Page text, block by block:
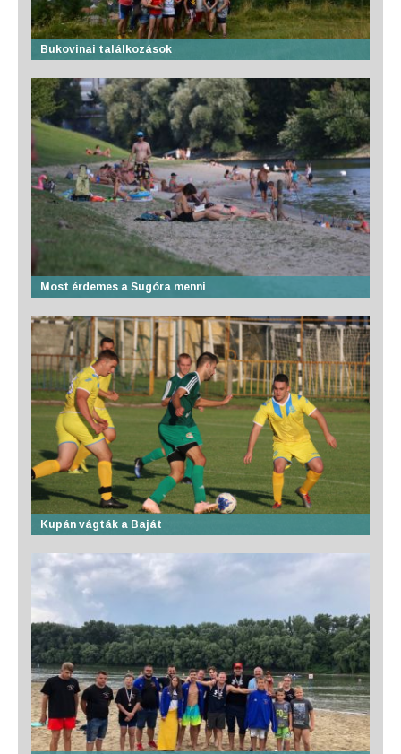
Bukovinai találkozások
Most érdemes a Sugóra menni
Kupán vágták a Baját